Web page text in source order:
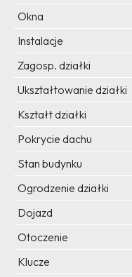
Okna
Instalacje
Zagosp. działki
Ukształtowanie działki
Kształt działki
Pokrycie dachu
Stan budynku
Ogrodzenie działki
Dojazd
Otoczenie
Klucze